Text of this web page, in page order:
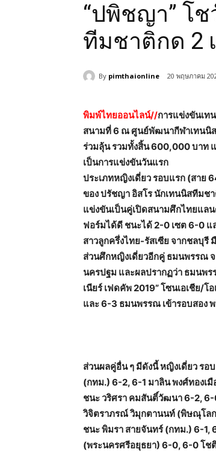
“ปพิชญา” โ
ทีมชาติกด 2
By pimthaionline 20 พฤษภาคม
พิมพ์ไทยออนไลน์//การแข่งขันเท
สนามที่ 6 ณ ศูนย์พัฒนากีฬาเทนนิส
ร่วมลุ้น รวมทั้งสิ้น 600,000 บาท
เป็นการแข่งขันวันแรก
ประเภทหญิงเดี่ยว รอบแรก (สาย
ของ ปรัชญา อิสโร นักเทนนิสทีมชา
แข่งขันเป็นคู่เปิดสนามศึกไทยแล
ฟอร์มได้ดี ชนะได้ 2-0 เซต 6-0 แ
สาวลูกครึ่งไทย-รัสเซีย จากชลบุรี
ส่วนศึกหญิงเดี่ยวอีกคู่ ธมนพรรณ
นครปฐม และผลปรากฏว่า ธมนพ
เนียร์ เฟดคัพ 2019” โซนเอเชีย/
และ 6-3 ธมนพรรณ เข้ารอบสอง
ส่วนผลคู่อื่น ๆ มีดังนี้ หญิงเดี่ยว ร
(กทม.) 6-2, 6-1 มาลิน พงศ์ทองเ
ชนะ วริศรา คมสันติ์วัฒนา 6-2,
วิจิตราภรณ์ วิมุกตานนท์ (พิษณุโล
ชนะ พิมรา สายจันทร์ (กทม.) 6-
(พระนครศรีอยุธยา) 6-0, 6-0 โช